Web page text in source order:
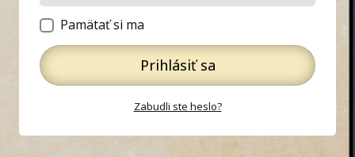
Pamätať si ma
Prihlásiť sa
Zabudli ste heslo?